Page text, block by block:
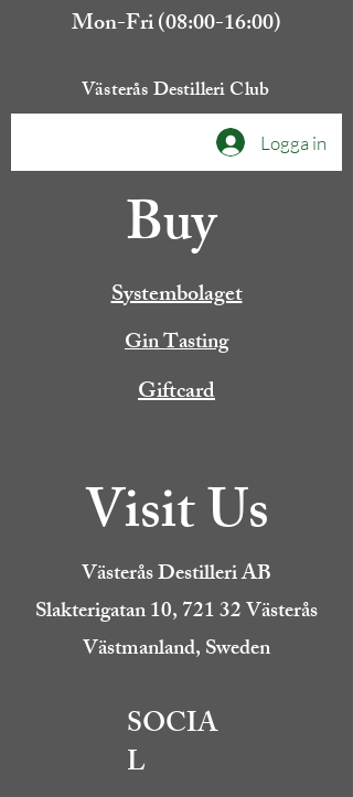
Mon-Fri (08:00-16:00)
Västerås Destilleri Club
Logga in
Buy
Systembolaget
Gin Tasting
Giftcard
Visit Us
Västerås Destilleri AB
Slakterigatan 10, 721 32 Västerås
Västmanland, Sweden
SOCIA
L